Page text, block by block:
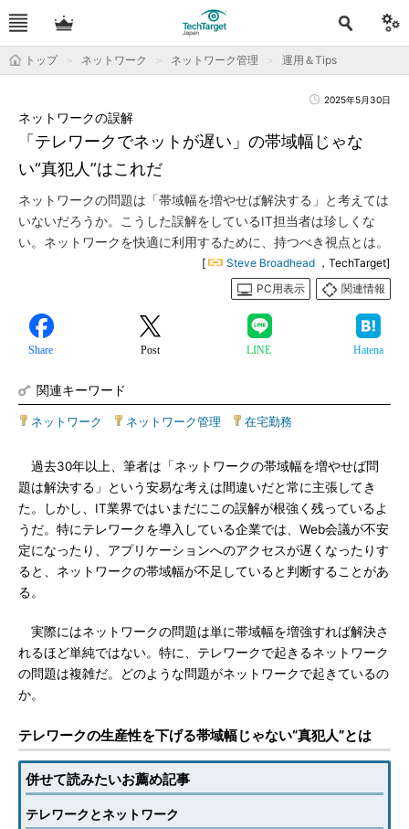
トップ ネットワーク ネットワーク管理 運用＆Tips
2025年5月30日
「テレワークでネットが遅い」の帯域幅じゃな
い“真犯人”はこれだ
ネットワークの誤解
ネットワークの問題は「帯域幅を増やせば解決する」と考えては
いないだろうか。こうした誤解をしているIT担当者は珍しくな
い。ネットワークを快適に利用するために、持つべき視点とは。
[ Steve Broadhead ，TechTarget]
PC用表示
関連情報
Share Post LINE Hatena
関連キーワード
ネットワーク ネットワーク管理 在宅勤務
過去30年以上、筆者は「ネットワークの帯域幅を増やせば問
題は解決する」という安易な考えは間違いだと常に主張してき
た。しかし、IT業界ではいまだにこの誤解が根強く残っているよ
うだ。特にテレワークを導入している企業では、Web会議が不安
定になったり、アプリケーションへのアクセスが遅くなったりす
ると、ネットワークの帯域幅が不足していると判断することがあ
る。
実際にはネットワークの問題は単に帯域幅を増強すれば解決さ
れるほど単純ではない。特に、テレワークで起きるネットワーク
の問題は複雑だ。どのような問題がネットワークで起きているの
か。
テレワークの生産性を下げる帯域幅じゃない“真犯人”とは
併せて読みたいお薦め記事
テレワークとネットワーク